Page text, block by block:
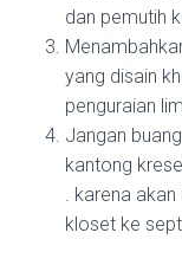
dan pemutih
yang disain
penguraian
Jangan
kantong
. karena
kloset ke